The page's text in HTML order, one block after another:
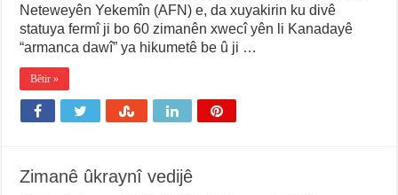
Neteweyên Yekemîn (AFN) e, da xuyakirin ku divê
statuya fermî ji bo 60 zimanên xwecî yên li Kanadayê
“armanca dawî” ya hikumetê be û ji …
Bêtir »
Zimanê ûkraynî vedijê